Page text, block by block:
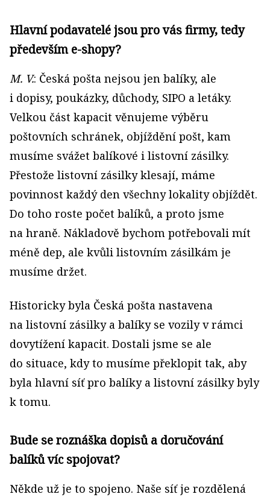
Hlavní podavatelé jsou pro vás firmy, tedy
především e­-shopy?
M. V.: Česká pošta nejsou jen balíky, ale
i dopisy, poukázky, důchody, SIPO a letáky.
Velkou část kapacit věnujeme výběru
poštovních schránek, objíždění pošt, kam
musíme svážet balíkové i listovní zásilky.
Přestože listovní zásilky klesají, máme
povinnost každý den všechny lokality objíždět.
Do toho roste počet balíků, a proto jsme
na hraně. Nákladově bychom potřebovali mít
méně dep, ale kvůli listovním zásilkám je
musíme držet.
Historicky byla Česká pošta nastavena
na listovní zásilky a balíky se vozily v rámci
dovytížení kapacit. Dostali jsme se ale
do situace, kdy to musíme překlopit tak, aby
byla hlavní síť pro balíky a listovní zásilky byly
k tomu.
Bude se roznáška dopisů a doručování
balíků víc spojovat?
Někde už je to spojeno. Naše síť je rozdělená